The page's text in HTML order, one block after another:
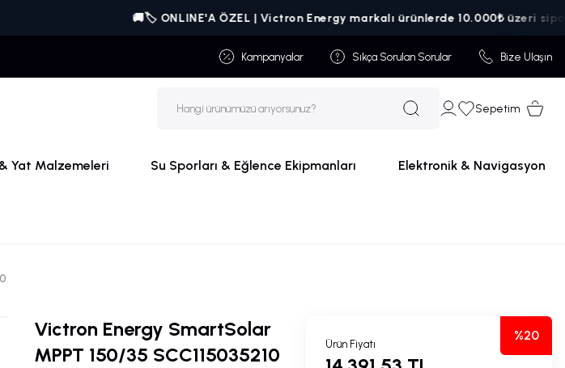
Kampanyalar Sıkça Sorulan Sorular Bize Ulaşın
Sepetim
Yat Malzemeleri Su Sporları & Eğlence Ekipmanları Elektronik & Navigasyon
🚚🏷️ ONLINE'A ÖZEL | Victron Energy markalı ürünlerde 10.000₺ üzeri
Victron Energy SmartSolar
MPPT 150/35 SCC115035210
%20
Ürün Fiyatı